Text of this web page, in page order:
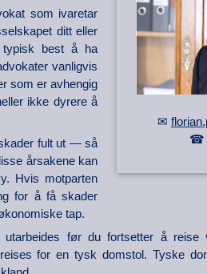
✉
☎
som ivaretar
ditt eller
typisk best å ha
vanligvis
som er avhengig
ikke dyrere å
fult ut — så
årsakene kan
Hvis motparten
for å få skader
tap.
før du fortsetter å
for en tysk domstol. Tyske